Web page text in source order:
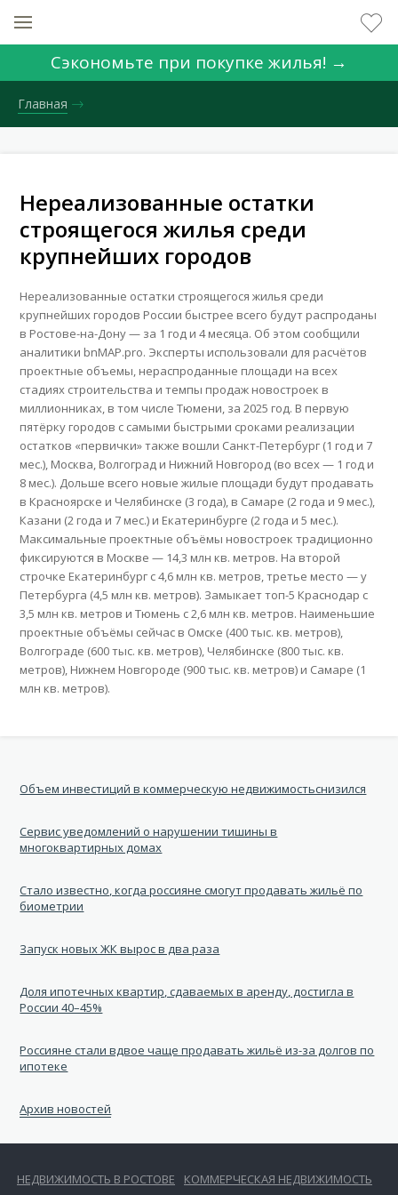
ВХОД ДЛЯ КЛИЕНТОВ
Сэкономьте при покупке жилья! →
Главная
Нереализованные остатки
строящегося жилья среди
крупнейших городов
Нереализованные остатки строящегося жилья среди
крупнейших городов России быстрее всего будут распроданы
в Ростове-на-Дону — за 1 год и 4 месяца. Об этом сообщили
аналитики bnMAP.pro. Эксперты использовали для расчётов
проектные объемы, нераспроданные площади на всех
стадиях строительства и темпы продаж новостроек в
миллионниках, в том числе Тюмени, за 2025 год. В первую
пятёрку городов с самыми быстрыми сроками реализации
остатков «первички» также вошли Санкт-Петербург (1 год и 7
мес.), Москва, Волгоград и Нижний Новгород (во всех — 1 год и
8 мес.). Дольше всего новые жилые площади будут продавать
в Красноярске и Челябинске (3 года), в Самаре (2 года и 9 мес.),
Казани (2 года и 7 мес.) и Екатеринбурге (2 года и 5 мес.).
Максимальные проектные объёмы новостроек традиционно
фиксируются в Москве — 14,3 млн кв. метров. На второй
строчке Екатеринбург с 4,6 млн кв. метров, третье место — у
Петербурга (4,5 млн кв. метров). Замыкает топ-5 Краснодар с
3,5 млн кв. метров и Тюмень с 2,6 млн кв. метров. Наименьшие
проектные объёмы сейчас в Омске (400 тыс. кв. метров),
Волгограде (600 тыс. кв. метров), Челябинске (800 тыс. кв.
метров), Нижнем Новгороде (900 тыс. кв. метров) и Самаре (1
млн кв. метров).
Объем инвестиций в коммерческую недвижимостьснизился
Cервис уведомлений о нарушении тишины в
многоквартирных домах
Стало известно, когда россияне смогут продавать жильё по
биометрии
Запуск новых ЖК вырос в два раза
Доля ипотечных квартир, сдаваемых в аренду, достигла в
России 40–45%
Россияне стали вдвое чаще продавать жильё из-за долгов по
ипотеке
Архив новостей
НЕДВИЖИМОСТЬ В РОСТОВЕ
КОММЕРЧЕСКАЯ НЕДВИЖИМОСТЬ